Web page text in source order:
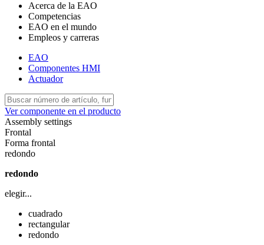
Acerca de la EAO
Competencias
EAO en el mundo
Empleos y carreras
EAO
Componentes HMI
Actuador
Ver componente en el producto
Assembly settings
Frontal
Forma frontal
redondo
redondo
elegir...
cuadrado
rectangular
redondo